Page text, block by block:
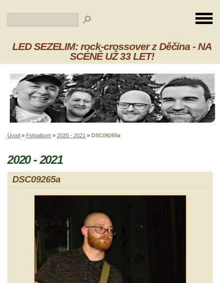
LED SEZELIM: rock-crossover z Děčína - NA
SCÉNĚ UŽ 33 LET!
Úvod » Fotoalbum » 2020 - 2021 » DSC09265a
2020 - 2021
DSC09265a